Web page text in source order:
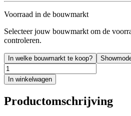
Voorraad in de bouwmarkt
Selecteer jouw bouwmarkt om de
controleren.
In welke bouwmarkt te koop?
In winkelwagen
Productomschrijving